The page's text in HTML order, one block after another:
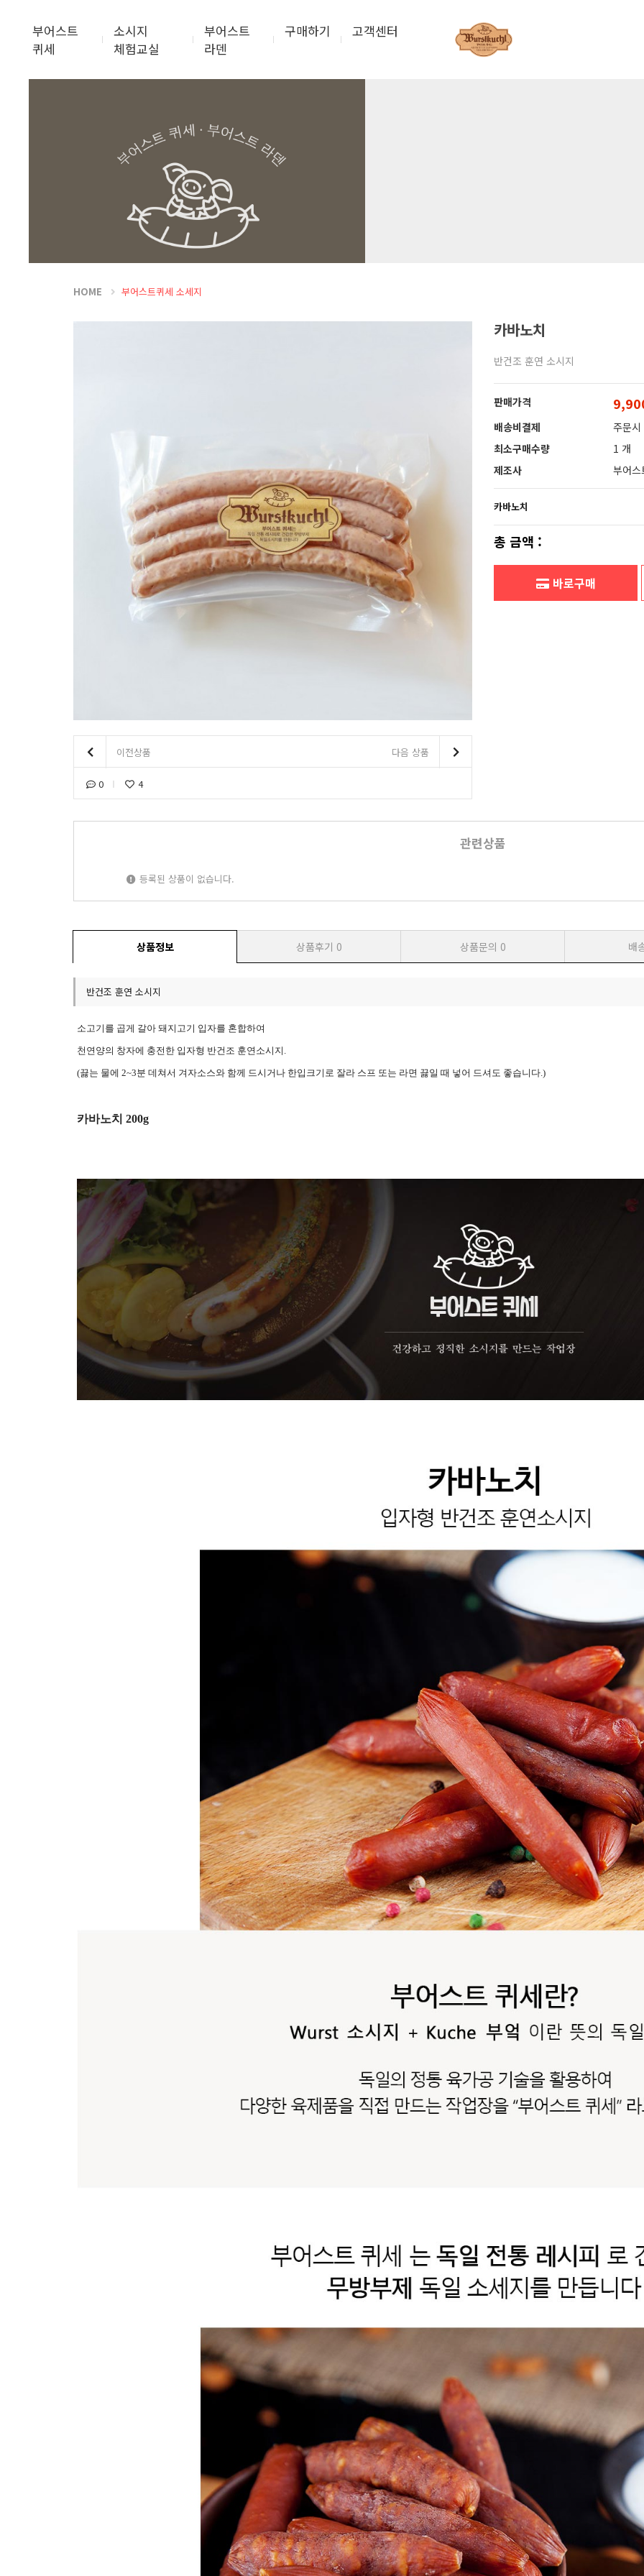
부어스트
퀴세
소시지
체험교실
부어스트
라덴
구매하기 고객센터
HOME 부어스트퀴세 소세지
이전상품 다음 상품
0 4
카바노치
반건조 훈연 소시지
판매가격
배송비결제
주문시
최소구매수량
1 개
제조사
부어스
카바노치
총 금액 :
바로구매
관련상품
등록된 상품이 없습니다.
상품정보 상품후기 0 상품문의 0 배
반건조 훈연 소시지
소고기를 곱게 갈아 돼지고기 입자를 혼합하여
천연양의 창자에 충전한 입자형 반건조 훈연소시지 .
(끓는 물에2~3분 데쳐서 겨자소스와 함께 드시거나 한입크기로 잘라 스프 또는 라면 끓일 때 넣어 드셔도 좋습니다.)
카바노치 200g